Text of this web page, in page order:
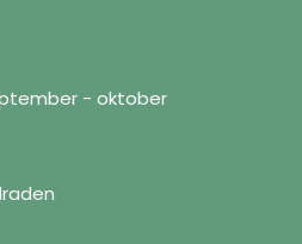
- oktober